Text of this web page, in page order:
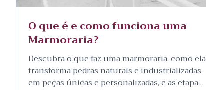
O que é e como funciona uma
Marmoraria?
Descubra o que faz uma marmoraria, como ela
transforma pedras naturais e industrializadas
em peças únicas e personalizadas, e as etapas